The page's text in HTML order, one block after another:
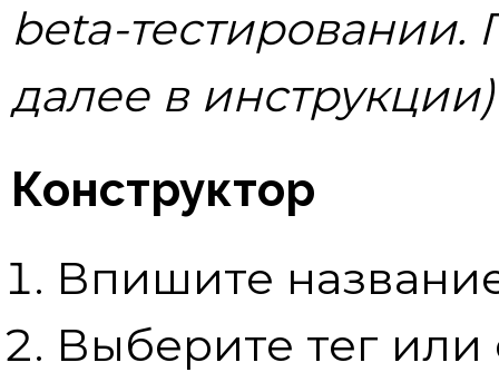
beta-
далее в инструкции)
Конструктор
Впишите
Выберите тег или